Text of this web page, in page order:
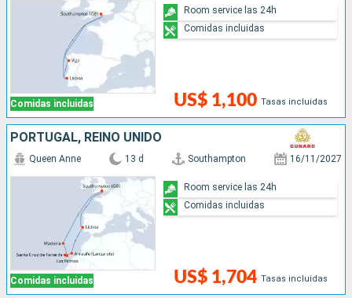
Comidas incluidas US$ 1,100 Tasas incluidas
Room service las 24h
Comidas incluidas
PORTUGAL, REINO UNIDO
Comidas incluidas
Queen Anne 13 d Southampton 16/11/2027
US$ 1,704 Tasas incluidas
Room service las 24h
Comidas incluidas